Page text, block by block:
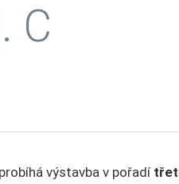
C
výstavba v pořadí